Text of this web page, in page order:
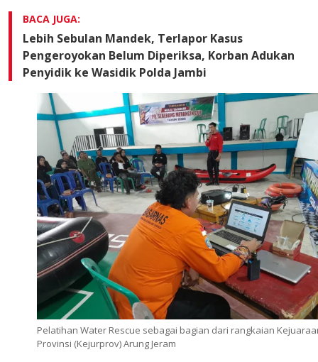
BACA JUGA:
Lebih Sebulan Mandek, Terlapor Kasus
Pengeroyokan Belum Diperiksa, Korban Adukan
Penyidik ke Wasidik Polda Jambi
Pelatihan Water Rescue sebagai bagian dari rangkaian
Provinsi (Kejurprov) Arung Jeram